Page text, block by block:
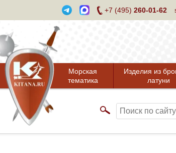
+7 (495) 260-01-62
Морская
тематика
Изделия из
латуни